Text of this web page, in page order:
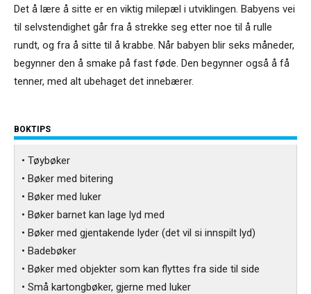
Det å lære å sitte er en viktig milepæl i utviklingen. Babyens vei
til selvstendighet går fra å strekke seg etter noe til å rulle
rundt, og fra å sitte til å krabbe. Når babyen blir seks måneder,
begynner den å smake på fast føde. Den begynner også å få
tenner, med alt ubehaget det innebærer.
BOKTIPS
• Tøybøker
• Bøker med bitering
• Bøker med luker
• Bøker barnet kan lage lyd med
• Bøker med gjentakende lyder (det vil si innspilt lyd)
• Badebøker
• Bøker med objekter som kan flyttes fra side til side
• Små kartongbøker, gjerne med luker